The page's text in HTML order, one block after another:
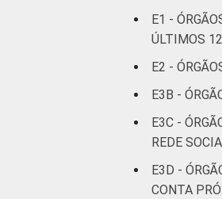
E1 -
ÚLTIMOS
E2 -
E3B -
E3C -
REDE
E3D -
CONTA